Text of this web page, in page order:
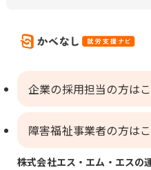
企業の採用担当の方は
障害福祉事業者の方は
株式会社エス・エム・エスの